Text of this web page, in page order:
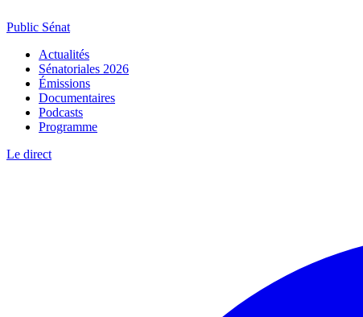
Public Sénat
Actualités
Sénatoriales 2026
Émissions
Documentaires
Podcasts
Programme
Le direct